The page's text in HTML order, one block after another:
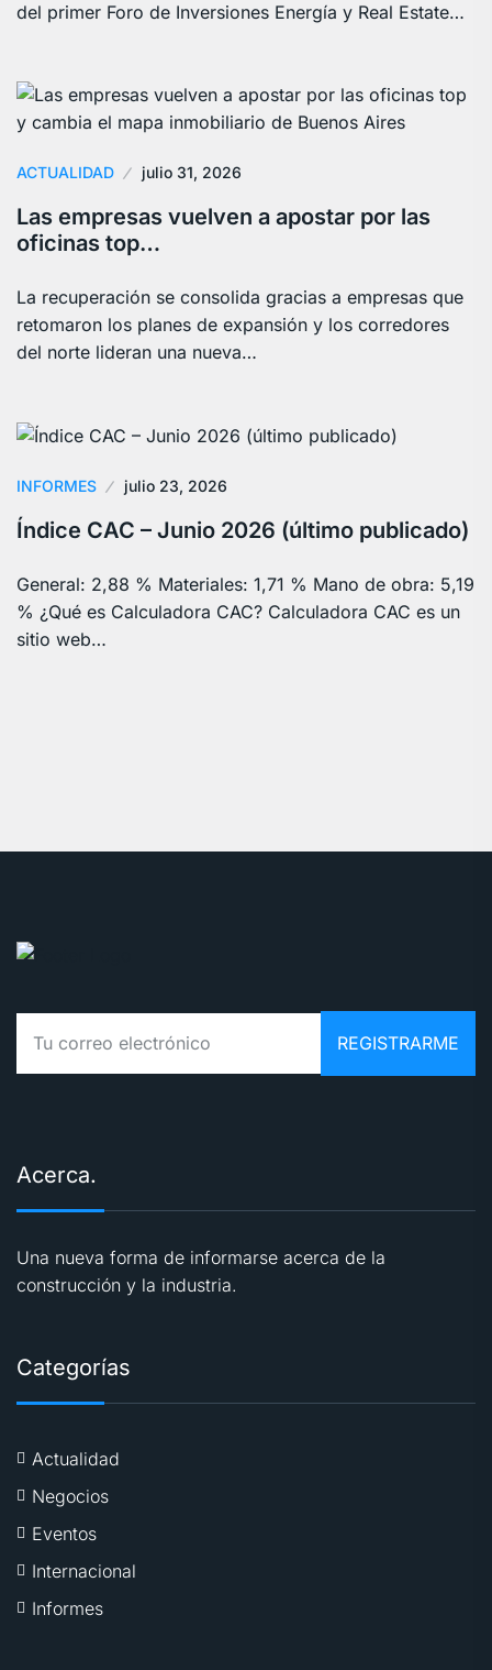
del primer Foro de Inversiones Energía y Real Estate…
ACTUALIDAD julio 31, 2026
Las empresas vuelven a apostar por las
oficinas top…
La recuperación se consolida gracias a empresas que
retomaron los planes de expansión y los corredores
del norte lideran una nueva…
INFORMES julio 23, 2026
Índice CAC – Junio 2026 (último publicado)
General: 2,88 % Materiales: 1,71 % Mano de obra: 5,19
% ¿Qué es Calculadora CAC? Calculadora CAC es un
sitio web…
Acerca.
Una nueva forma de informarse acerca de la
construcción y la industria.
Categorías
Actualidad
Negocios
Eventos
Internacional
Informes